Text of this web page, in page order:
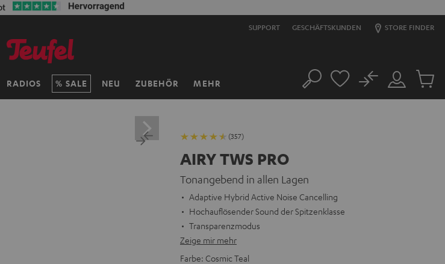
SUPPORT GESCHÄFTSKUNDEN STORE FINDER
RADIOS SALE NEU ZUBEHÖR MEHR Suche
Mein
Konto
No
Artikel
(357)
AIRY TWS PRO
Tonangebend in allen Lagen
Adaptive Hybrid Active Noise Cancelling
Hochauflösender Sound der Spitzenklasse
Transparenzmodus
Zeige mir mehr
Farbe: Cosmic Teal